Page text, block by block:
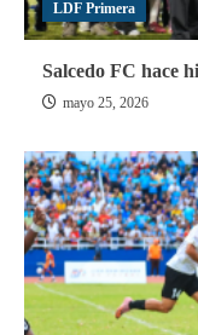
LDF Primera
Salcedo FC hace
mayo 25, 2026